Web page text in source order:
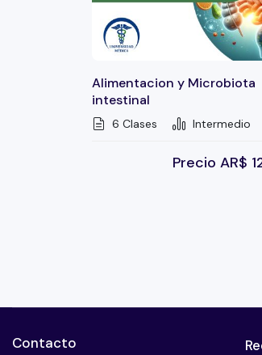
Alimentacion y Microbiota
intestinal
6 Clases Intermedio
Precio AR$
Contacto